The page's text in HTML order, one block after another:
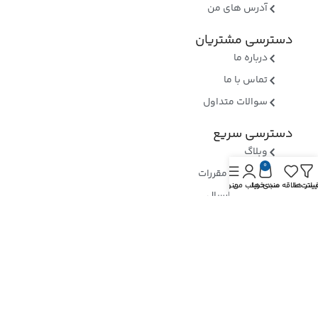
آدرس های من
دسترسی مشتریان
درباره ما
تماس با ما
سوالات متداول
دسترسی سریع
وبلاگ
قوانین و مقررات
روشهای ارسال
ها
علاقه مندی ها
0
سبد خریدحساب منمنو